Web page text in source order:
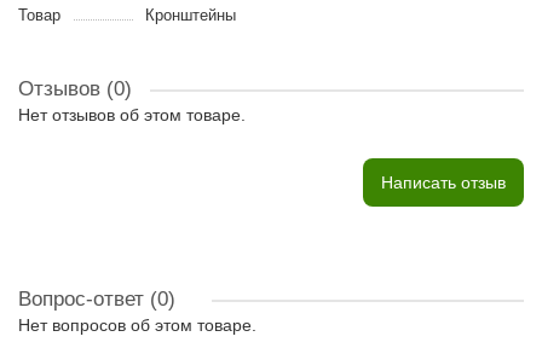
Товар
Кронштейны
Отзывов (0)
Нет отзывов об этом товаре.
Написать отзыв
Вопрос-ответ (0)
Нет вопросов об этом товаре.